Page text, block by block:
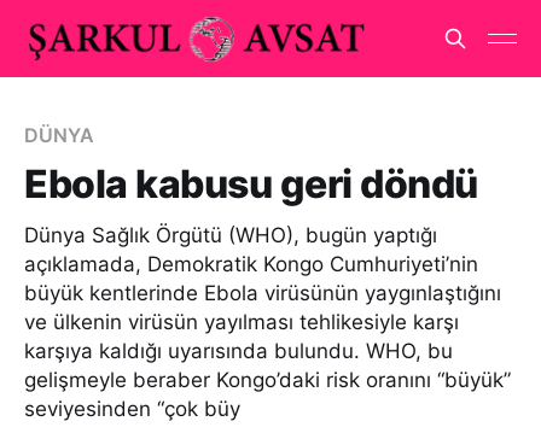
DÜNYA
Ebola kabusu geri döndü
Dünya Sağlık Örgütü (WHO), bugün yaptığı
açıklamada, Demokratik Kongo Cumhuriyeti’nin
büyük kentlerinde Ebola virüsünün yaygınlaştığını
ve ülkenin virüsün yayılması tehlikesiyle karşı
karşıya kaldığı uyarısında bulundu. WHO, bu
gelişmeyle beraber Kongo’daki risk oranını “büyük”
seviyesinden “çok büy